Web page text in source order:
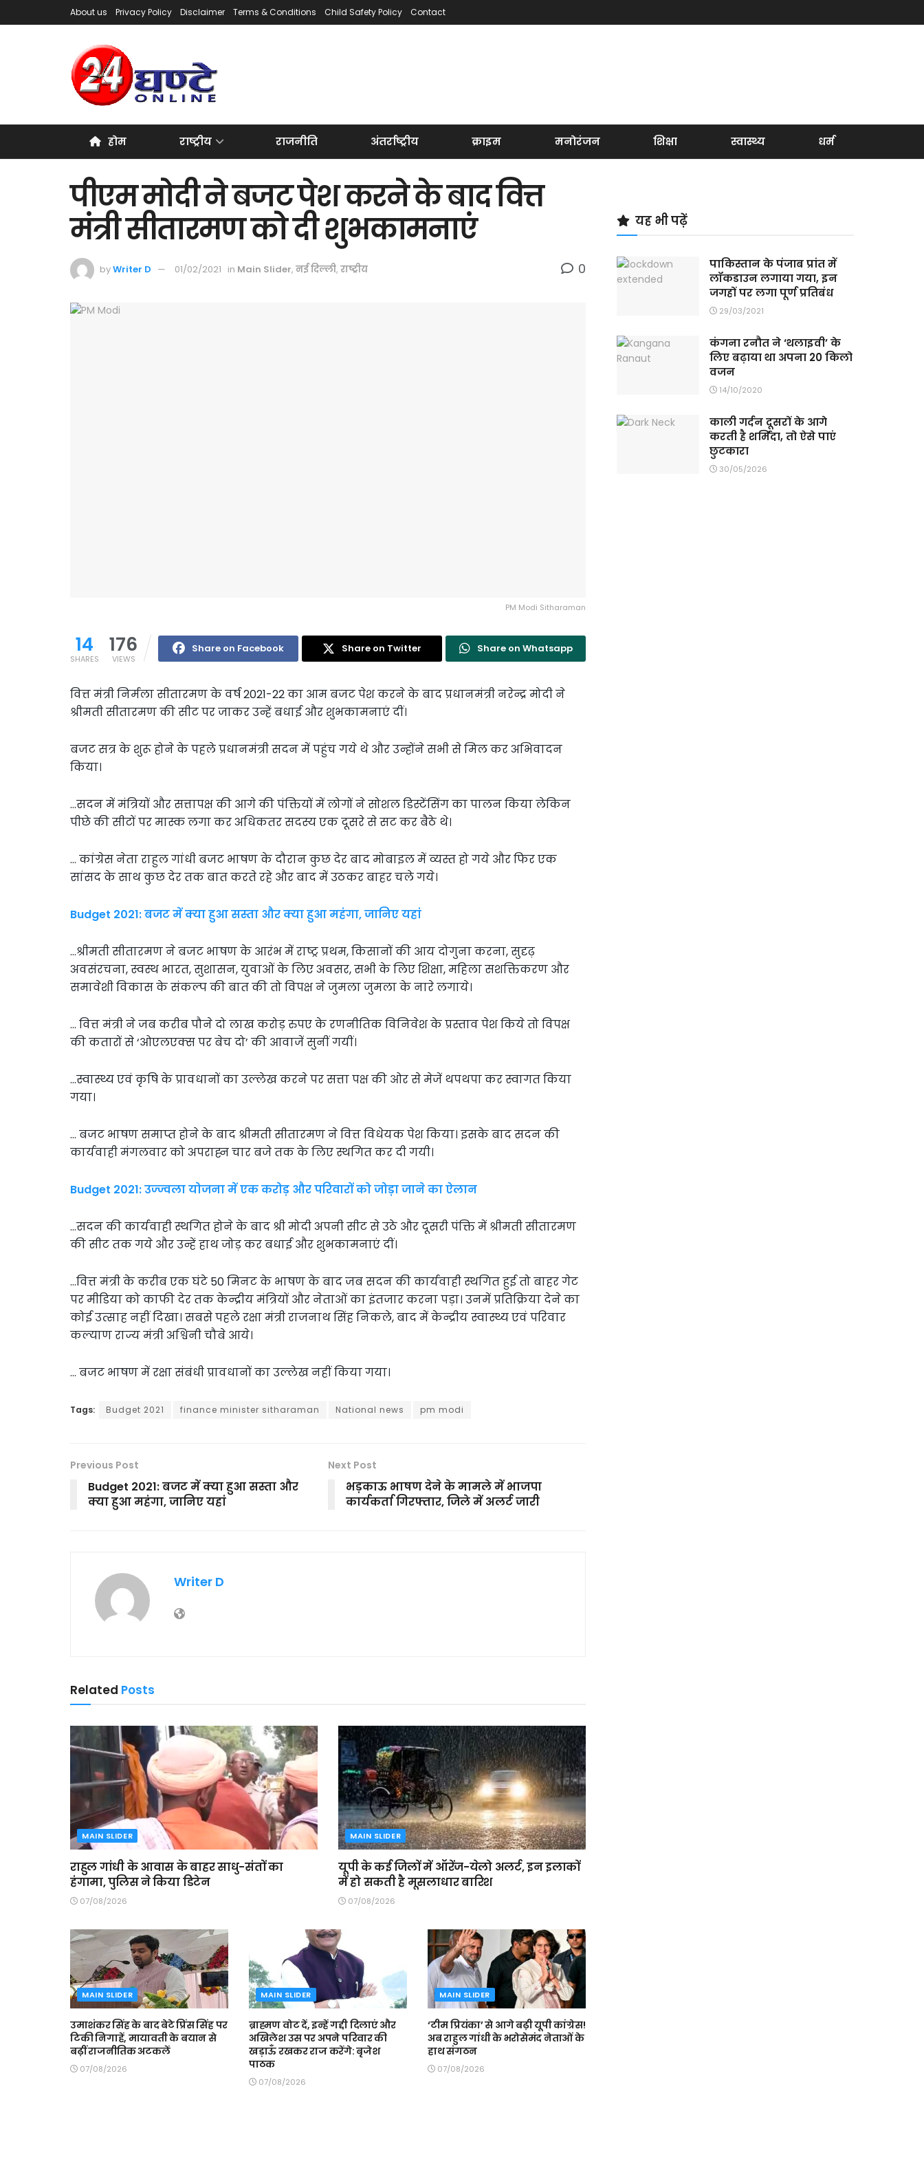
About us Privacy Policy Disclaimer Terms & Conditions Child Safety Policy Contact
होम राष्ट्रीय राजनीति अंतर्राष्ट्रीय क्राइम मनोरंजन शिक्षा स्वास्थ्य धर्म
पीएम मोदी ने बजट पेश करने के बाद वित्त
मंत्री सीतारमण को दी शुभकामनाएं
byWriter D 01/02/2021 in Main Slider, नई दिल्ली, राष्ट्रीय 0
PM Modi Sitharaman
14
SHARES
176
VIEWS
Share on Facebook Share on Twitter Share on Whatsapp
वित्त मंत्री निर्मला सीतारमण के वर्ष 2021-22 का आम बजट पेश करने के बाद प्रधानमंत्री नरेन्द्र मोदी ने
श्रीमती सीतारमण की सीट पर जाकर उन्हें बधाई और शुभकामनाएं दीं।
बजट सत्र के शुरू होने के पहले प्रधानमंत्री सदन में पहुंच गये थे और उन्होंने सभी से मिल कर अभिवादन
किया।
…सदन में मंत्रियों और सत्तापक्ष की आगे की पंक्तियों में लोगों ने सोशल डिस्टेंसिंग का पालन किया लेकिन
पीछे की सीटों पर मास्क लगा कर अधिकतर सदस्य एक दूसरे से सट कर बैठे थे।
… कांग्रेस नेता राहुल गांधी बजट भाषण के दौरान कुछ देर बाद मोबाइल में व्यस्त हो गये और फिर एक
सांसद के साथ कुछ देर तक बात करते रहे और बाद में उठकर बाहर चले गये।
Budget 2021: बजट में क्या हुआ सस्ता और क्या हुआ महंगा, जानिए यहां
…श्रीमती सीतारमण ने बजट भाषण के आरंभ में राष्ट्र प्रथम, किसानों की आय दोगुना करना, सुदृढ़
अवसंरचना, स्वस्थ भारत, सुशासन, युवाओं के लिए अवसर, सभी के लिए शिक्षा, महिला सशक्तिकरण और
समावेशी विकास के संकल्प की बात की तो विपक्ष ने जुमला जुमला के नारे लगाये।
… वित्त मंत्री ने जब करीब पौने दो लाख करोड़ रुपए के रणनीतिक विनिवेश के प्रस्ताव पेश किये तो विपक्ष
की कतारों से ‘ओएलएक्स पर बेच दो’ की आवाजें सुनीं गयीं।
…स्वास्थ्य एवं कृषि के प्रावधानों का उल्लेख करने पर सत्ता पक्ष की ओर से मेजें थपथपा कर स्वागत किया
गया।
… बजट भाषण समाप्त होने के बाद श्रीमती सीतारमण ने वित्त विधेयक पेश किया। इसके बाद सदन की
कार्यवाही मंगलवार को अपराह्न चार बजे तक के लिए स्थगित कर दी गयी।
Budget 2021: उज्ज्वला योजना में एक करोड़ और परिवारों को जोड़ा जाने का ऐलान
…सदन की कार्यवाही स्थगित होने के बाद श्री मोदी अपनी सीट से उठे और दूसरी पंक्ति में श्रीमती सीतारमण
की सीट तक गये और उन्हें हाथ जोड़ कर बधाई और शुभकामनाएं दीं।
…वित्त मंत्री के करीब एक घंटे 50 मिनट के भाषण के बाद जब सदन की कार्यवाही स्थगित हुई तो बाहर गेट
पर मीडिया को काफी देर तक केन्द्रीय मंत्रियों और नेताओं का इंतजार करना पड़ा। उनमें प्रतिक्रिया देने का
कोई उत्साह नहीं दिखा। सबसे पहले रक्षा मंत्री राजनाथ सिंह निकले, बाद में केन्द्रीय स्वास्थ्य एवं परिवार
कल्याण राज्य मंत्री अश्विनी चौबे आये।
… बजट भाषण में रक्षा संबंधी प्रावधानों का उल्लेख नहीं किया गया।
Tags: Budget 2021 finance minister sitharaman National news pm modi
Previous Post
Budget 2021: बजट में क्या हुआ सस्ता और
क्या हुआ महंगा, जानिए यहां
Next Post
भड़काऊ भाषण देने के मामले में भाजपा
कार्यकर्ता गिरफ्तार, जिले में अलर्ट जारी
Writer D
Related Posts
MAIN SLIDER
राहुल गांधी के आवास के बाहर साधु-संतों का
हंगामा, पुलिस ने किया डिटेन
07/08/2026
MAIN SLIDER
यूपी के कई जिलों में ऑरेंज-येलो अलर्ट, इन इलाकों
में हो सकती है मूसलाधार बारिश
07/08/2026
MAIN SLIDER
उमाशंकर सिंह के बाद बेटे प्रिंस सिंह पर
टिकी निगाहें, मायावती के बयान से
बढ़ीं राजनीतिक अटकलें
07/08/2026
MAIN SLIDER
ब्राह्मण वोट दें, इन्हें गद्दी दिलाएं और
अखिलेश उस पर अपने परिवार की
खड़ाऊँ रखकर राज करेंगे: बृजेश
पाठक
07/08/2026
MAIN SLIDER
‘टीम प्रियंका’ से आगे बढ़ी यूपी कांग्रेस!
अब राहुल गांधी के भरोसेमंद नेताओं के
हाथ संगठन
07/08/2026
यह भी पढ़ें
पाकिस्तान के पंजाब प्रांत में
लॉकडाउन लगाया गया, इन
जगहों पर लगा पूर्ण प्रतिबंध
29/03/2021
कंगना रनौत ने ‘थलाइवी’ के
लिए बढ़ाया था अपना 20 किलो
वजन
14/10/2020
काली गर्दन दूसरों के आगे
करती है शर्मिंदा, तो ऐसे पाएं
छुटकारा
30/05/2026